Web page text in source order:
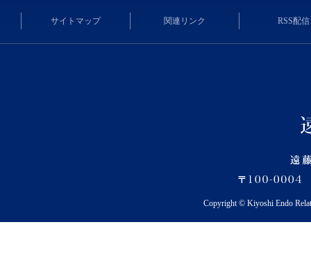
サイトマップ 関連リンク RSS配信
Copyright © Kiyoshi Endo